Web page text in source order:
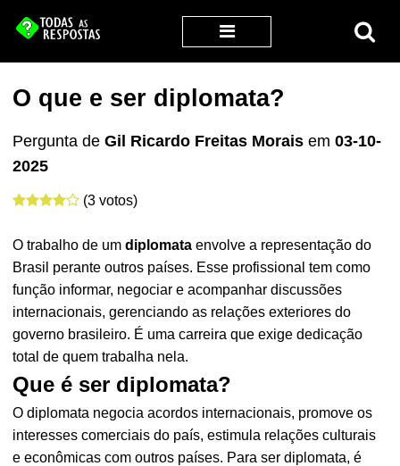
O que e ser diplomata?
Pergunta deGil Ricardo Freitas Morais em03-10-
2025
(3 votos)
O trabalho de umdiplomata envolve a representação do
Brasil perante outros países. Esse profissional tem como
função informar, negociar e acompanhar discussões
internacionais, gerenciando as relações exteriores do
governo brasileiro. É uma carreira que exige dedicação
total de quem trabalha nela.
Que é ser diplomata?
O diplomata negocia acordos internacionais, promove os
interesses comerciais do país, estimula relações culturais
e econômicas com outros países. Para ser diplomata, é